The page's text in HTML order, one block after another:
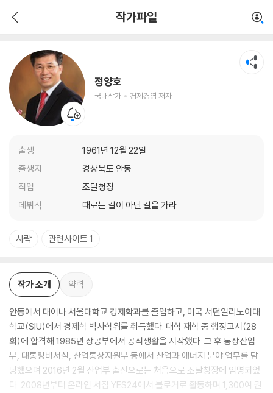
작가파일
정양호
국내작가 경제경영 저자
출생
1961년 12월 22일
출생지
경상북도 안동
직업
조달청장
데뷔작
때로는 길이 아닌 길을 가라
경제경영 저자
사락 관련사이트 1
작가 소개 약력
안동에서 태어나 서울대학교 경제학과를 졸업하고, 미국 서던일리노이대
학교(SIU)에서 경제학 박사학위를 취득했다. 대학 재학 중 행정고시(28
회)에 합격해 1985년 상공부에서 공직생활을 시작했다. 그 후 통상산업
부, 대통령비서실, 산업통상자원부 등에서 산업과 에너지 분야 업무를 담
당했으며 2016년 2월 산업부 출신으로는 처음으로 조달청장에 임명되었
다. 2008년부터 온라인 서점 YES24에서 블로거로 활동하며 1,300여 권